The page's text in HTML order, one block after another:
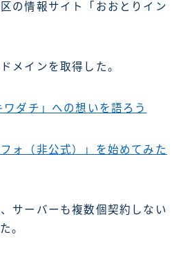
の情報サイト「おおとりイン
メインを取得した。
ワダチ」への想いを語ろう
フォ（非公式）」を始めてみた
サーバーも複数個契約しない
。